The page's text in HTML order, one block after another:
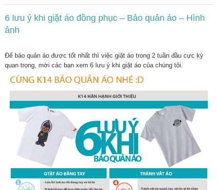
6 lưu ý khi giặt áo đồng phục – Bảo quản áo – Hình
ảnh
Để bảo quản áo được tốt nhất thì việc giặt áo trong 2 tuần đầu cực kỳ
quan trọng, mời các bạn xem 6 lưu ý khi giặt áo của chúng tôi.